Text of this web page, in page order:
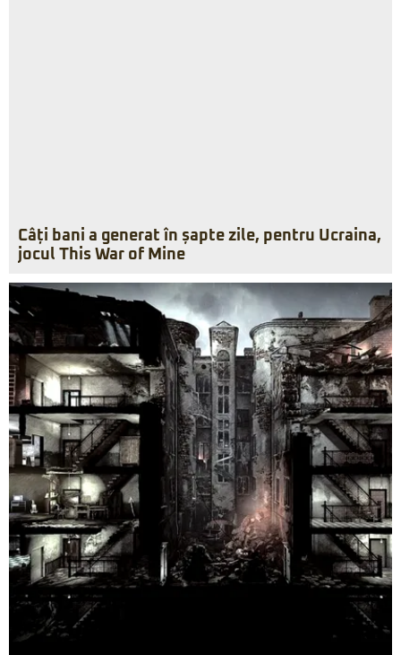
Câți bani a generat în șapte zile, pentru Ucraina,
jocul This War of Mine